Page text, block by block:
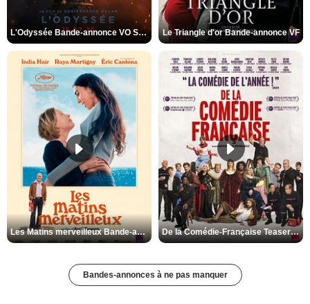
L'Odyssée Bande-annonce VO STFR Le Triangle d'or Bande-annonce VF
Les Matins merveilleux Bande-annonce VF De la Comédie-Française Teaser VF
Bandes-annonces à ne pas manquer